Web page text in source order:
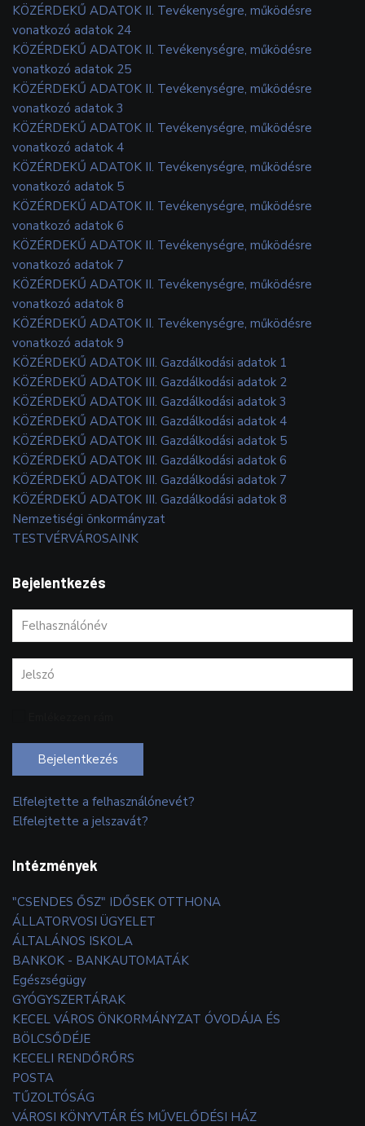
KÖZÉRDEKŰ ADATOK II. Tevékenységre, működésre
vonatkozó adatok 24
KÖZÉRDEKŰ ADATOK II. Tevékenységre, működésre
vonatkozó adatok 25
KÖZÉRDEKŰ ADATOK II. Tevékenységre, működésre
vonatkozó adatok 3
KÖZÉRDEKŰ ADATOK II. Tevékenységre, működésre
vonatkozó adatok 4
KÖZÉRDEKŰ ADATOK II. Tevékenységre, működésre
vonatkozó adatok 5
KÖZÉRDEKŰ ADATOK II. Tevékenységre, működésre
vonatkozó adatok 6
KÖZÉRDEKŰ ADATOK II. Tevékenységre, működésre
vonatkozó adatok 7
KÖZÉRDEKŰ ADATOK II. Tevékenységre, működésre
vonatkozó adatok 8
KÖZÉRDEKŰ ADATOK II. Tevékenységre, működésre
vonatkozó adatok 9
KÖZÉRDEKŰ ADATOK III. Gazdálkodási adatok 1
KÖZÉRDEKŰ ADATOK III. Gazdálkodási adatok 2
KÖZÉRDEKŰ ADATOK III. Gazdálkodási adatok 3
KÖZÉRDEKŰ ADATOK III. Gazdálkodási adatok 4
KÖZÉRDEKŰ ADATOK III. Gazdálkodási adatok 5
KÖZÉRDEKŰ ADATOK III. Gazdálkodási adatok 6
KÖZÉRDEKŰ ADATOK III. Gazdálkodási adatok 7
KÖZÉRDEKŰ ADATOK III. Gazdálkodási adatok 8
Nemzetiségi önkormányzat
TESTVÉRVÁROSAINK
Bejelentkezés
Bejelentkezés
Elfelejtette a felhasználónevét?
Elfelejtette a jelszavát?
Intézmények
"CSENDES ŐSZ" IDŐSEK OTTHONA
ÁLLATORVOSI ÜGYELET
ÁLTALÁNOS ISKOLA
BANKOK - BANKAUTOMATÁK
Egészségügy
GYÓGYSZERTÁRAK
KECEL VÁROS ÖNKORMÁNYZAT ÓVODÁJA ÉS
BÖLCSŐDÉJE
KECELI RENDŐRŐRS
POSTA
TŰZOLTÓSÁG
VÁROSI KÖNYVTÁR ÉS MŰVELŐDÉSI HÁZ